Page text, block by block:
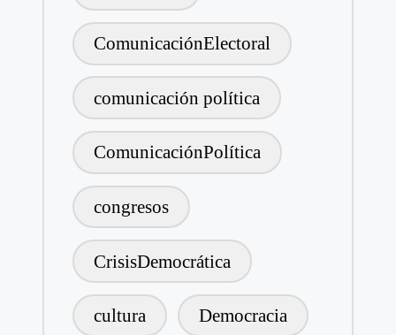
ComunicaciónElectoral
comunicación política
ComunicaciónPolítica
congresos
CrisisDemocrática
cultura Democracia